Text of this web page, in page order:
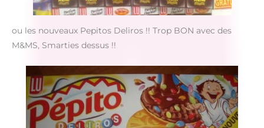
ou les nouveaux Pepitos Deliros !! Trop BON avec des
M&MS, Smarties dessus !!